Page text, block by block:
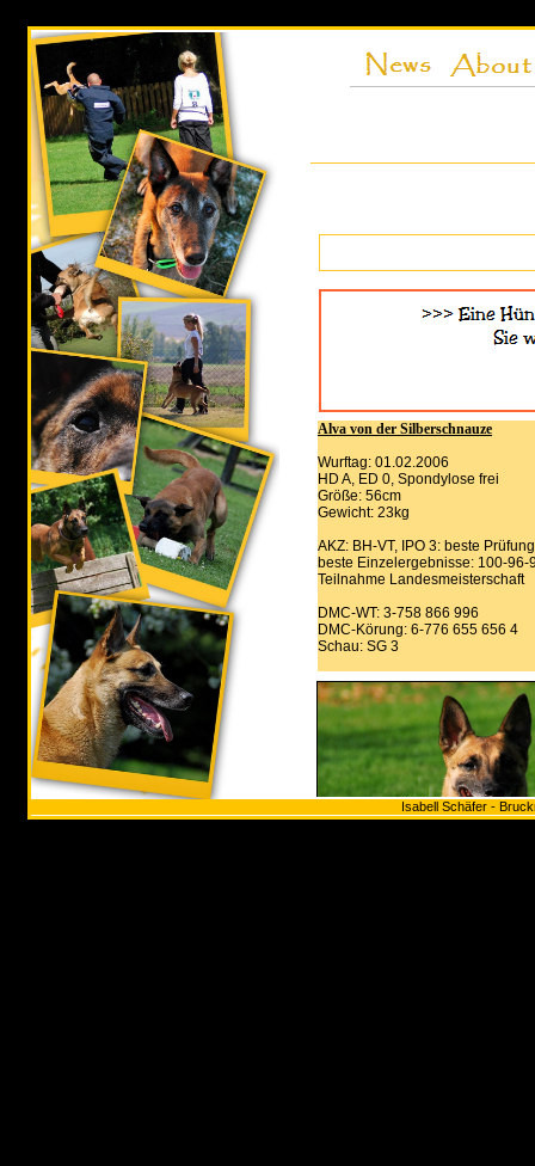
Isabell Schäfer -